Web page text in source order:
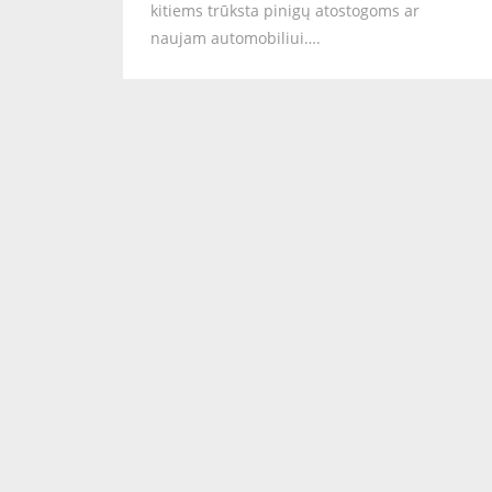
kitiems trūksta pinigų atostogoms ar
naujam automobiliui….